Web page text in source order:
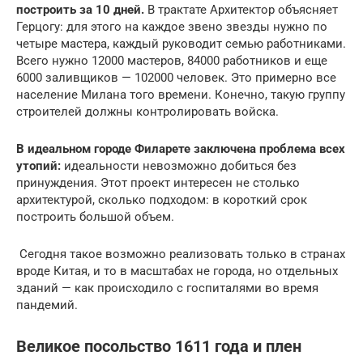
построить за 10 дней. В трактате Архитектор объясняет
Герцогу: для этого на каждое звено звезды нужно по
четыре мастера, каждый руководит семью работниками.
Всего нужно 12000 мастеров, 84000 работников и еще
6000 заливщиков — 102000 человек. Это примерно все
население Милана того времени. Конечно, такую группу
строителей должны контролировать войска.
В идеальном городе Филарете заключена проблема всех
утопий: идеальности невозможно добиться без
принуждения. Этот проект интересен не столько
архитектурой, сколько подходом: в короткий срок
построить большой объем.
️ Сегодня такое возможно реализовать только в странах
вроде Китая, и то в масштабах не города, но отдельных
зданий — как происходило с госпиталями во время
пандемий.
Великое посольство 1611 года и плен